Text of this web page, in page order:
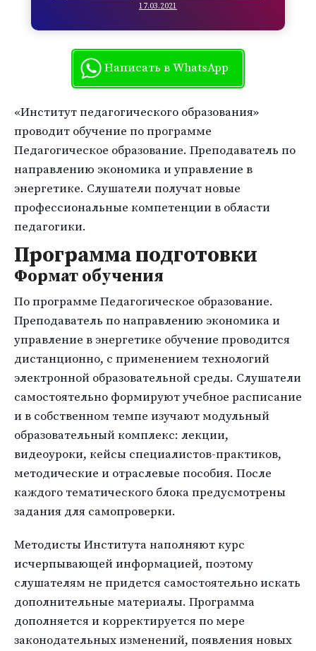
17.03.2021
Написать в WhatsApp
«Институт педагогического образования»
проводит обучение по программе
Педагогическое образование. Преподаватель по
направлению экономика и управление в
энергетике. Слушатели получат новые
профессиональные компетенции в области
педагогики.
Программа подготовки
Формат обучения
По программе Педагогическое образование.
Преподаватель по направлению экономика и
управление в энергетике обучение проводится
дистанционно, с применением технологий
электронной образовательной среды. Слушатели
самостоятельно формируют учебное расписание
и в собственном темпе изучают модульный
образовательный комплекс: лекции,
видеоуроки, кейсы специалистов-практиков,
методические и отраслевые пособия. После
каждого тематического блока предусмотрены
задания для самопроверки.
Методисты Института наполняют курс
исчерпывающей информацией, поэтому
слушателям не придется самостоятельно искать
дополнительные материалы. Программа
дополняется и корректируется по мере
законодательных изменений, появления новых